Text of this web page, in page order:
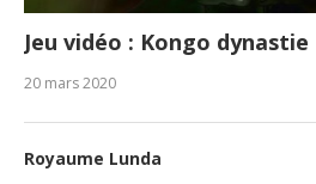
Jeu vidéo : Kongo dynastie
20 mars 2020
Royaume Lunda